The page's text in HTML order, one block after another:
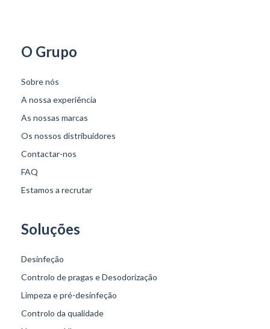
O Grupo
Sobre nós
A nossa experiência
As nossas marcas
Os nossos distribuidores
Contactar-nos
FAQ
Estamos a recrutar
Soluções
Desinfeção
Controlo de pragas e Desodorização
Limpeza e pré-desinfeção
Controlo da qualidade